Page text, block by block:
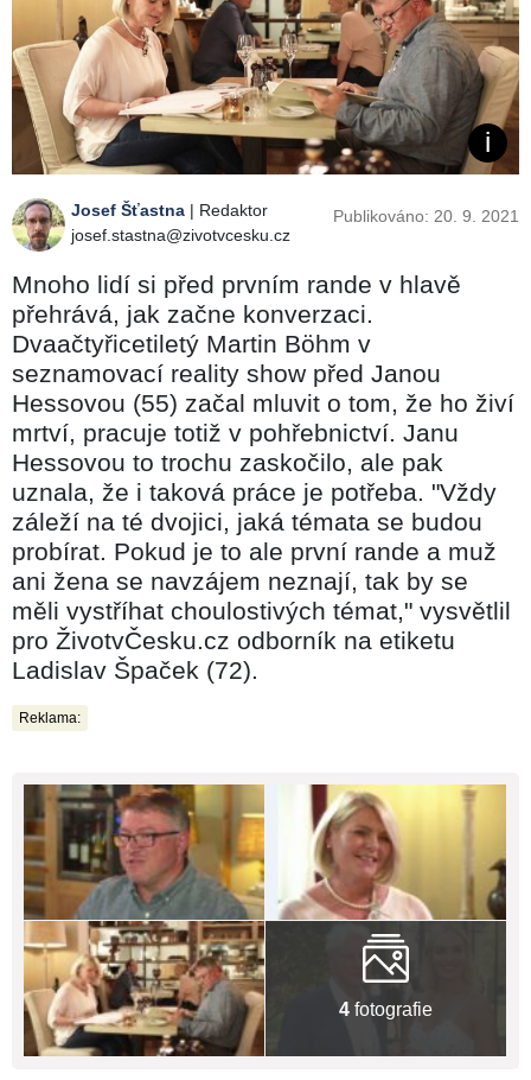
Josef Šťastna | Redaktor
josef.stastna@zivotvcesku.cz
Publikováno: 20. 9. 2021
Mnoho lidí si před prvním rande v hlavě
přehrává, jak začne konverzaci.
Dvaačtyřicetiletý Martin Böhm v
seznamovací reality show před Janou
Hessovou (55) začal mluvit o tom, že ho živí
mrtví, pracuje totiž v pohřebnictví. Janu
Hessovou to trochu zaskočilo, ale pak
uznala, že i taková práce je potřeba. "Vždy
záleží na té dvojici, jaká témata se budou
probírat. Pokud je to ale první rande a muž
ani žena se navzájem neznají, tak by se
měli vystříhat choulostivých témat," vysvětlil
pro ŽivotvČesku.cz odborník na etiketu
Ladislav Špaček (72).
Reklama:
4 fotografie